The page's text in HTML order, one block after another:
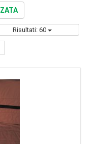
Risultati: 60